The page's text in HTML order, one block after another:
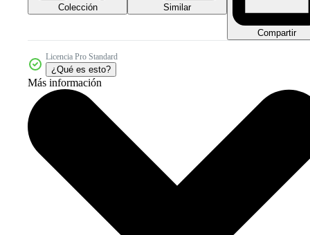
Colección Similar
Compartir
Licencia Pro Standard
¿Qué es esto?
Más información